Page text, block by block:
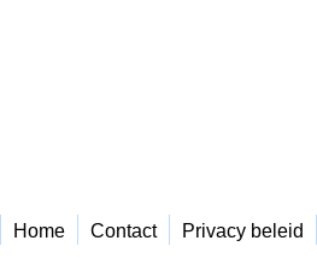
Home Contact Privacy beleid